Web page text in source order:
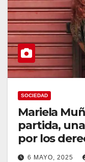
SOCIEDAD
Mariela
partida,
por los
Argentina
6 MAYO, 2025